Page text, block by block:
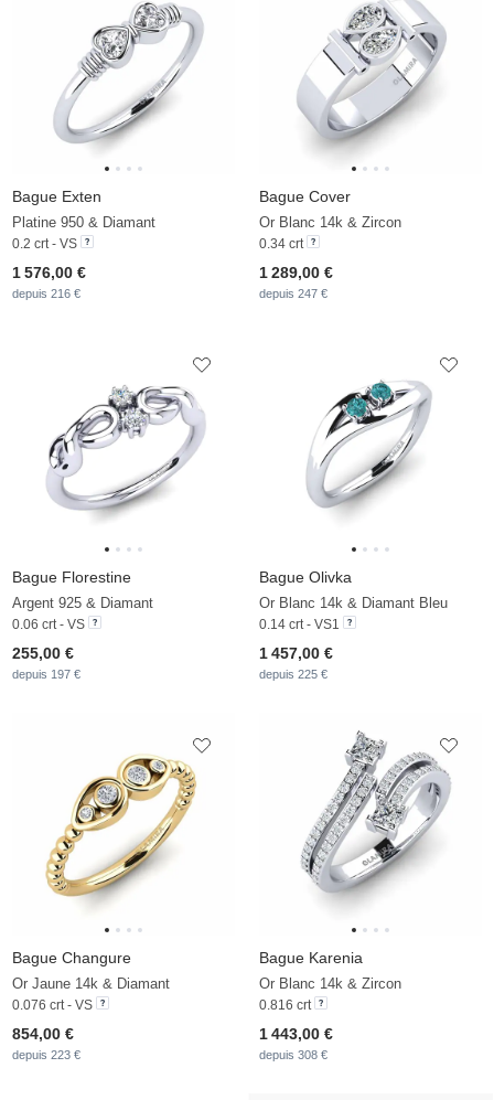
Bague Exten
Platine 950 & Diamant
0.2 crt - VS
1 576,00 €
depuis 216 €
Bague Cover
Or Blanc 14k & Zircon
0.34 crt
1 289,00 €
depuis 247 €
Bague Florestine
Argent 925 & Diamant
0.06 crt - VS
255,00 €
depuis 197 €
Bague Olivka
Or Blanc 14k & Diamant Bleu
0.14 crt - VS1
1 457,00 €
depuis 225 €
Bague Changure
Or Jaune 14k & Diamant
0.076 crt - VS
854,00 €
depuis 223 €
Bague Karenia
Or Blanc 14k & Zircon
0.816 crt
1 443,00 €
depuis 308 €